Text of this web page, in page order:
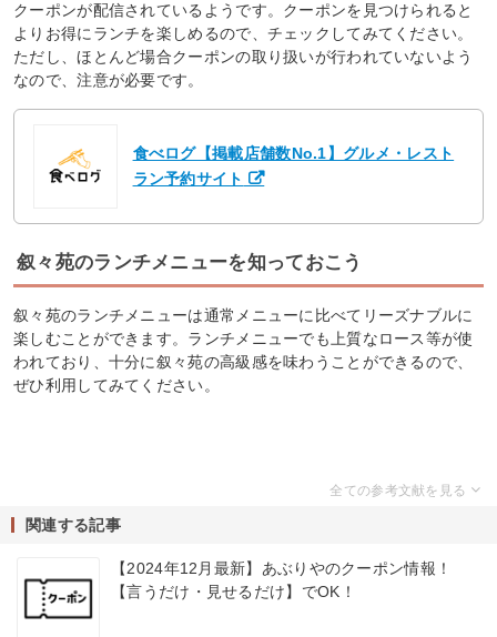
クーポンが配信されているようです。クーポンを見つけられると
よりお得にランチを楽しめるので、チェックしてみてください。
ただし、ほとんど場合クーポンの取り扱いが行われていないよう
なので、注意が必要です。
食べログ【掲載店舗数No.1】グルメ・レスト
ラン予約サイト
叙々苑のランチメニューを知っておこう
叙々苑のランチメニューは通常メニューに比べてリーズナブルに
楽しむことができます。ランチメニューでも上質なロース等が使
われており、十分に叙々苑の高級感を味わうことができるので、
ぜひ利用してみてください。
関連する記事
【2024年12月最新】あぶりやのクーポン情報！
【言うだけ・見せるだけ】でOK！